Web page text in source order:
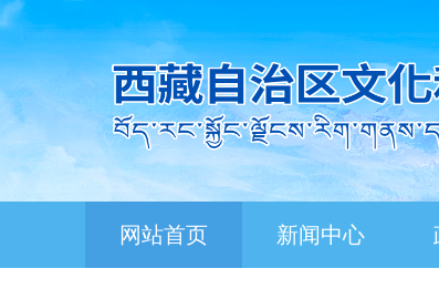
网站首页 新闻中心